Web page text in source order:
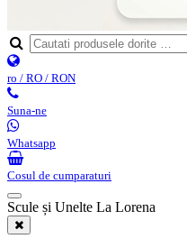
ro / RO / RON
Suna-ne
Whatsapp
Cosul de cumparaturi
Scule și Unelte La Lorena